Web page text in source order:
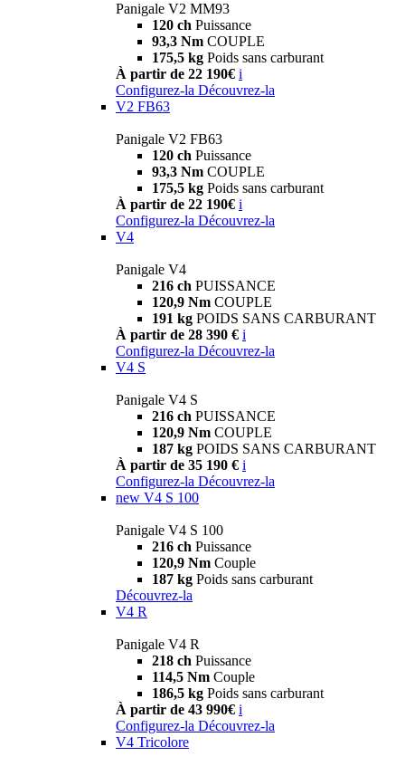
Panigale V2 MM93
120 ch Puissance
93,3 Nm COUPLE
175,5 kg Poids sans carburant
À partir de 22 190€ i
Configurez-la Découvrez-la
V2 FB63
Panigale V2 FB63
120 ch Puissance
93,3 Nm COUPLE
175,5 kg Poids sans carburant
À partir de 22 190€ i
Configurez-la Découvrez-la
V4
Panigale V4
216 ch PUISSANCE
120,9 Nm COUPLE
191 kg POIDS SANS CARBURANT
À partir de 28 390 € i
Configurez-la Découvrez-la
V4 S
Panigale V4 S
216 ch PUISSANCE
120,9 Nm COUPLE
187 kg POIDS SANS CARBURANT
À partir de 35 190 € i
Configurez-la Découvrez-la
new V4 S 100
Panigale V4 S 100
216 ch Puissance
120,9 Nm Couple
187 kg Poids sans carburant
Découvrez-la
V4 R
Panigale V4 R
218 ch Puissance
114,5 Nm Couple
186,5 kg Poids sans carburant
À partir de 43 990€ i
Configurez-la Découvrez-la
V4 Tricolore